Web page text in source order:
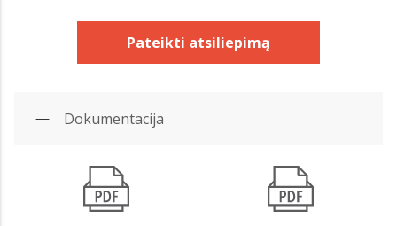
Pateikti atsiliepimą
Dokumentacija